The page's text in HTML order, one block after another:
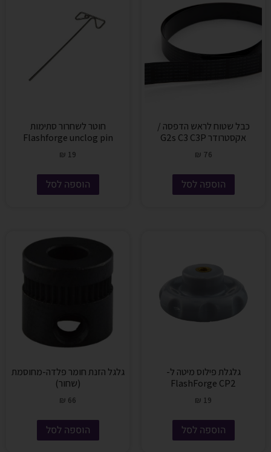
כבל שטוח לראש הדפסה /
אקסטרודר G2s C3 C3P
₪ 76
הוספה לסל
חוטר לשחרור סתימות
Flashforge unclog pin
₪ 19
הוספה לסל
גלגלת פילוס מיטה ל-
FlashForge CP2
₪ 19
הוספה לסל
גלגל הזנת חומר פלדה-מחוסמת
(שחור)
₪ 66
הוספה לסל